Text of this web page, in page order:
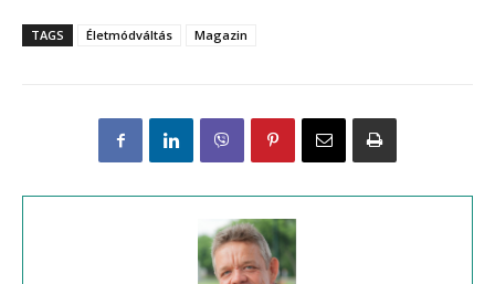
TAGS Életmódváltás Magazin